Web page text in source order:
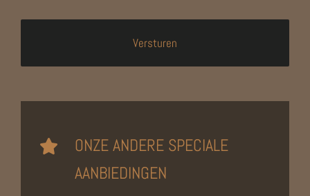
ONZE ANDERE SPECIALE
AANBIEDINGEN